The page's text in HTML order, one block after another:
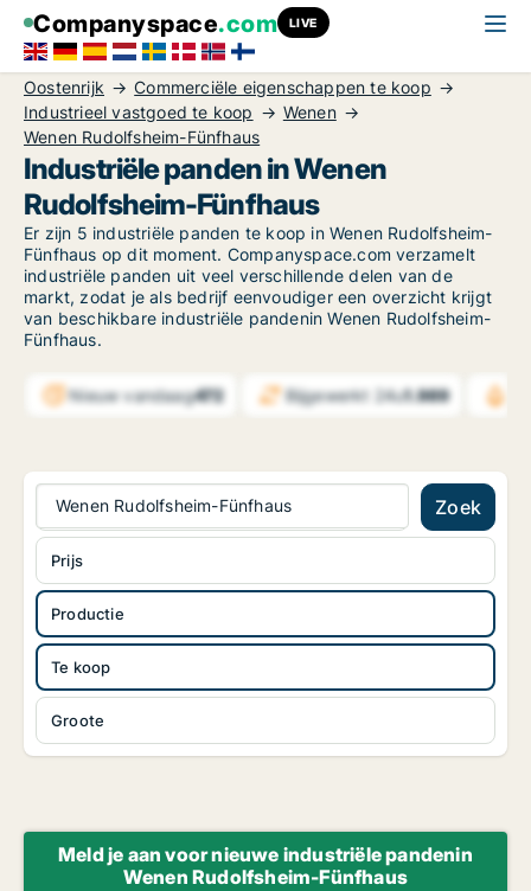
Companyspace.com LIVE
Oostenrijk
Commerciële eigenschappen te koop
Industrieel vastgoed te koop
Wenen
Wenen Rudolfsheim-Fünfhaus
Industriële panden in Wenen
Rudolfsheim-Fünfhaus
Er zijn 5 industriële panden te koop in Wenen Rudolfsheim-
Fünfhaus op dit moment. Companyspace.com verzamelt
industriële panden uit veel verschillende delen van de
markt, zodat je als bedrijf eenvoudiger een overzicht krijgt
van beschikbare industriële pandenin Wenen Rudolfsheim-
Fünfhaus.
Nieuw vandaag472 Bijgewerkt 24u1.989
Wenen Rudolfsheim-Fünfhaus Zoek
Productie
Te koop
Groote
Prijs
Meld je aan voor nieuwe industriële pandenin
Wenen Rudolfsheim-Fünfhaus